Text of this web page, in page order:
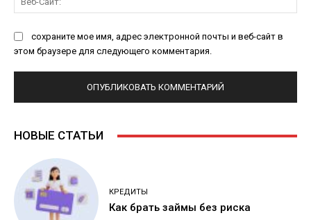
сохраните мое имя, адрес электронной почты и веб-сайт в
этом браузере для следующего комментария.
НОВЫЕ СТАТЬИ
КРЕДИТЫ
Как брать займы без риска